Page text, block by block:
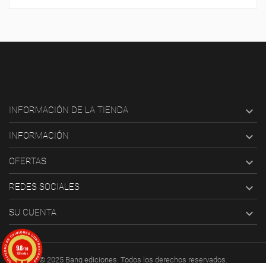
INFORMACIÓN DE LA TIENDA 
INFORMACIÓN 
OFERTAS 
REDES SOCIALES 
SU CUENTA 
© 2025 Bang ediciones. Todos los derechos reservados.
9.8/10
126 notas